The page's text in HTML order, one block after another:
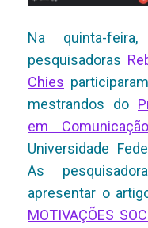
Na quinta-
pesquisadoras
Chies
mestrandos do
em
Universidade
As
apresentar o
MOTIVAÇÕES